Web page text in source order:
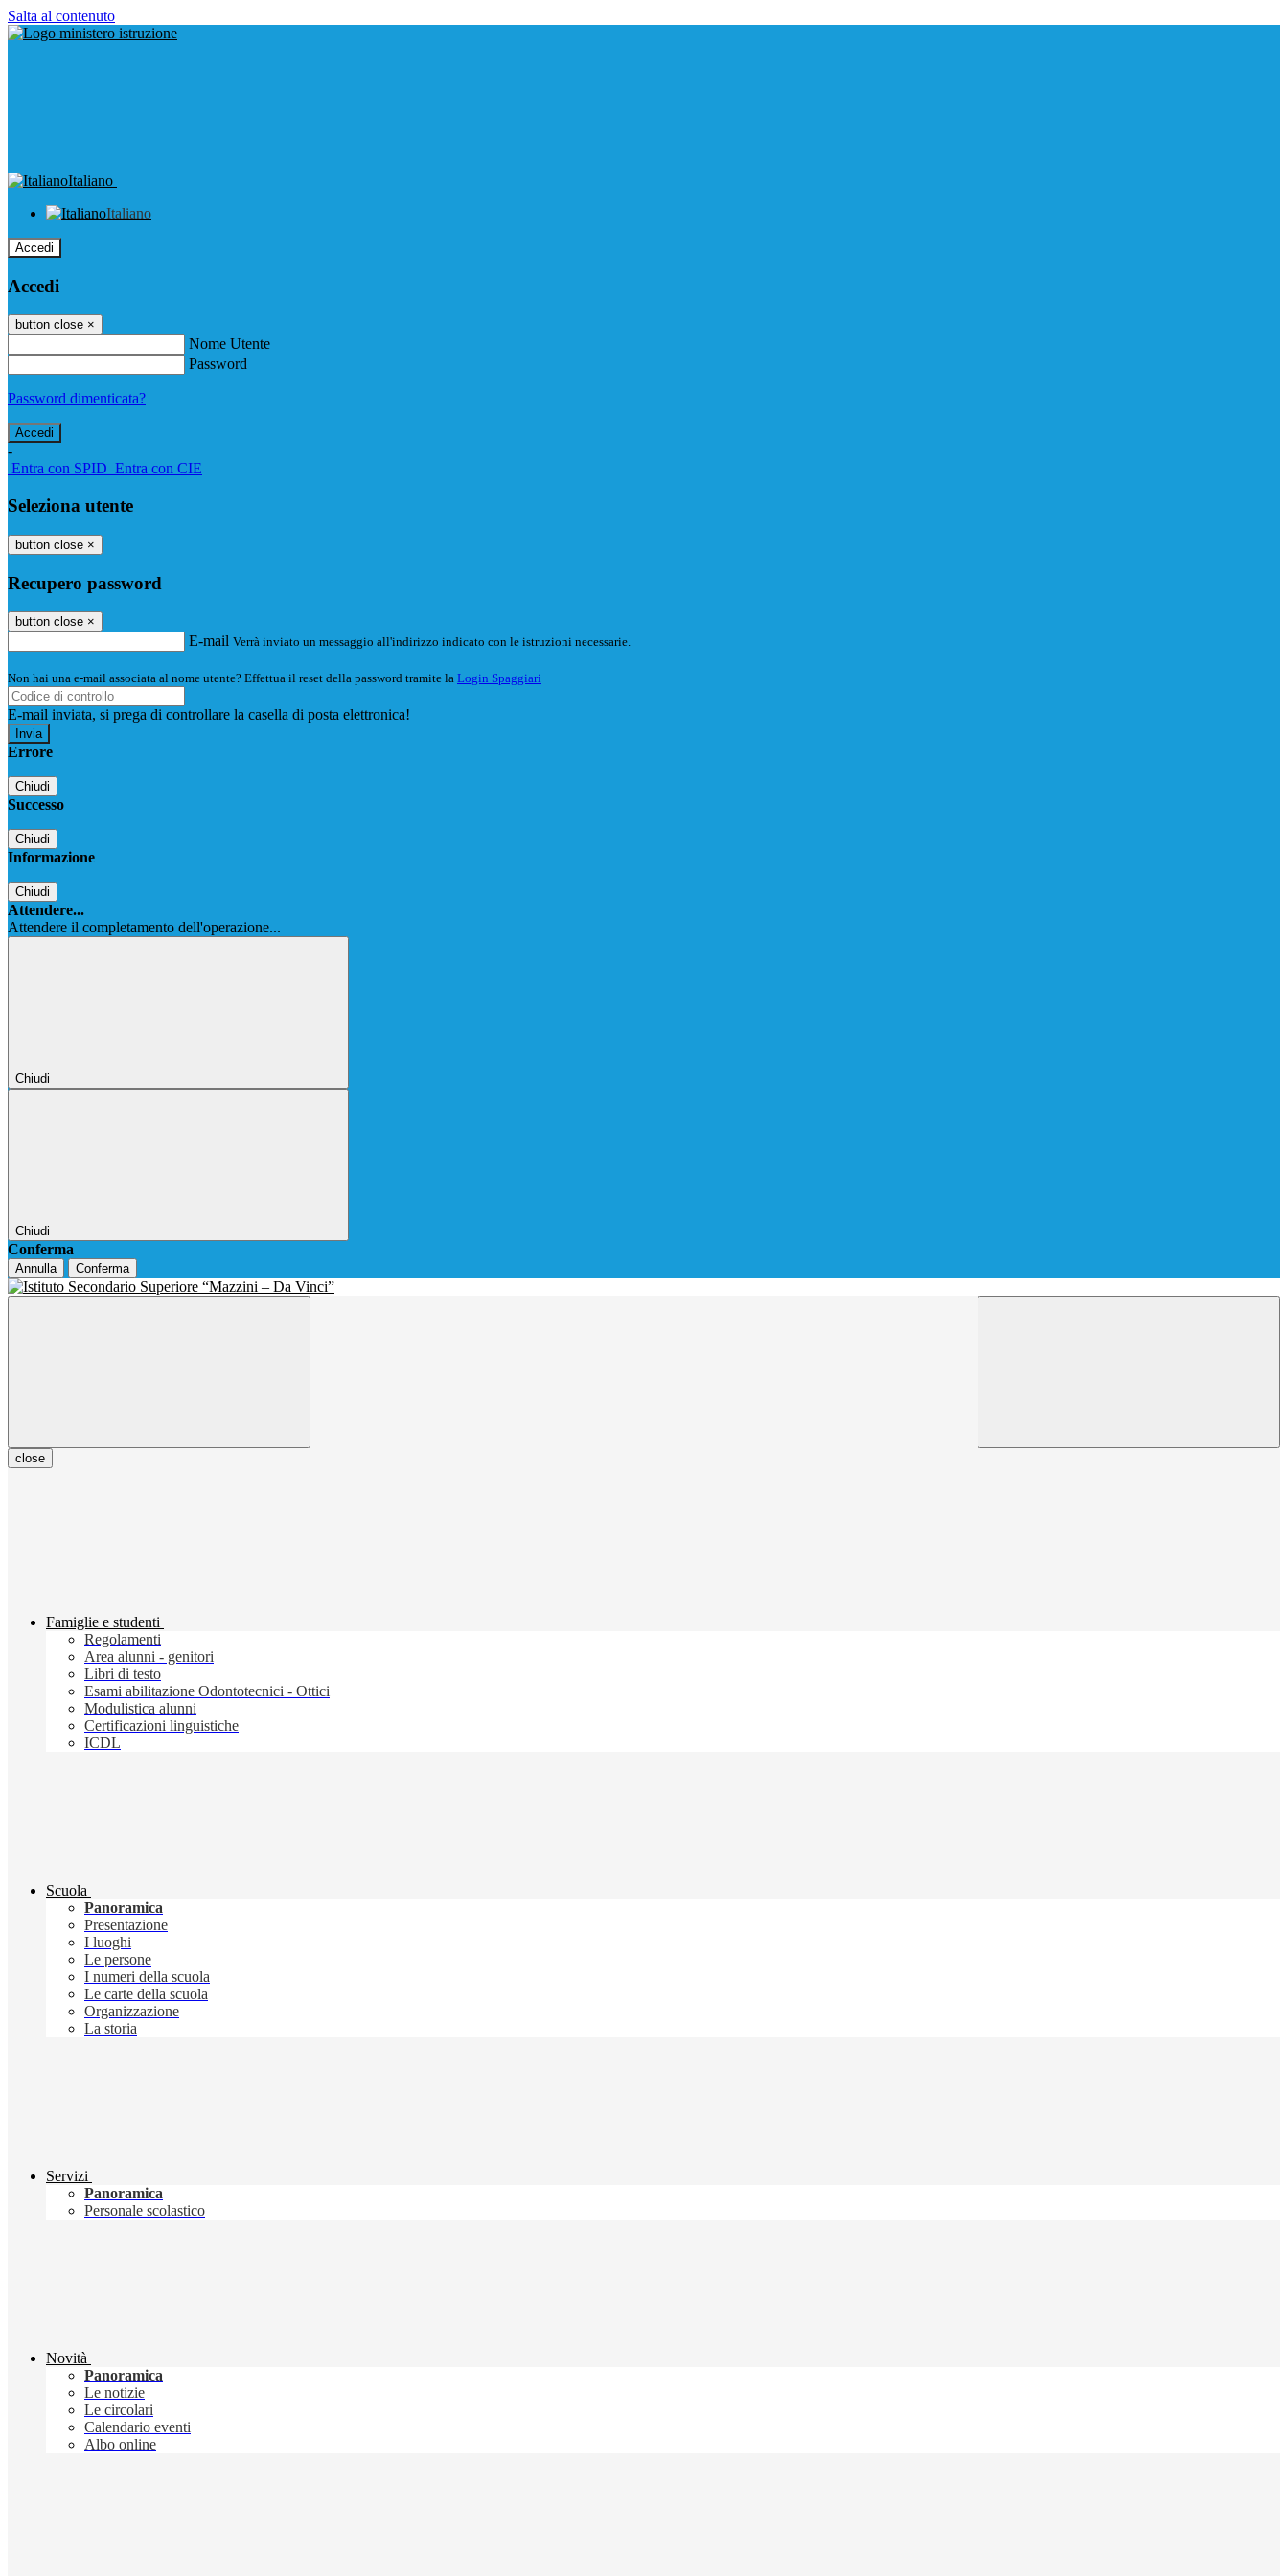
Salta al contenuto
Italiano
Italiano
Accedi
Accedi
button close ×
Nome Utente
Password
Password dimenticata?
-
Entra con SPID Entra con CIE
Seleziona utente
button close ×
Recupero password
button close ×
E-mail Verrà inviato un messaggio all'indirizzo indicato con le istruzioni necessarie.
Non hai una e-mail associata al nome utente? Effettua il reset della password tramite la Login Spaggiari
E-mail inviata, si prega di controllare la casella di posta elettronica!
Errore
Chiudi
Successo
Chiudi
Informazione
Chiudi
Attendere...
Attendere il completamento dell'operazione...
Chiudi
Chiudi
Conferma
Annulla Conferma
close
Famiglie e studenti
Regolamenti
Area alunni - genitori
Libri di testo
Esami abilitazione Odontotecnici - Ottici
Modulistica alunni
Certificazioni linguistiche
ICDL
Scuola
Panoramica
Presentazione
I luoghi
Le persone
I numeri della scuola
Le carte della scuola
Organizzazione
La storia
Servizi
Panoramica
Personale scolastico
Novità
Panoramica
Le notizie
Le circolari
Calendario eventi
Albo online